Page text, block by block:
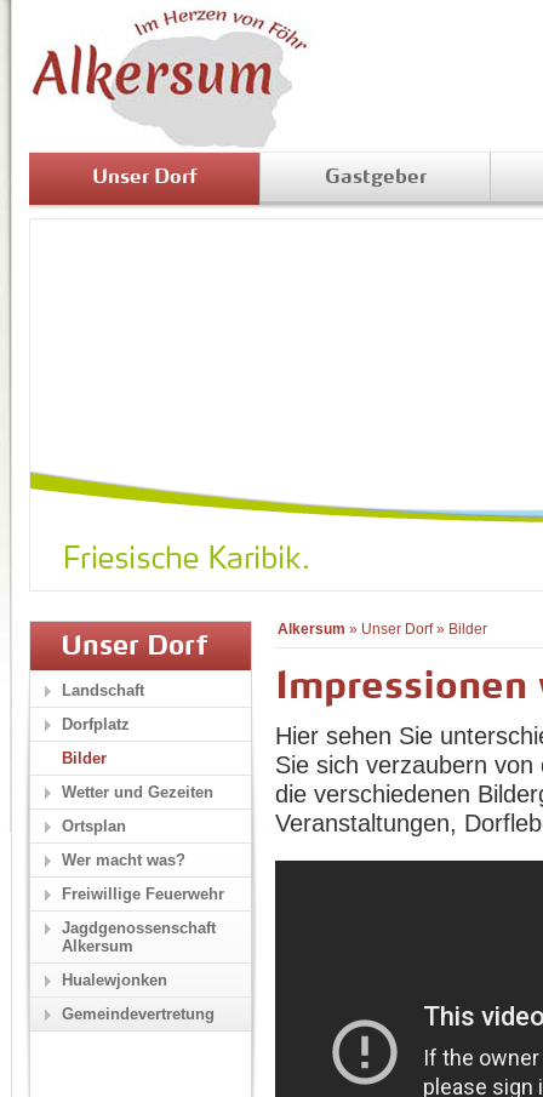
Unser Dorf Gastgeber
Alkersum » Unser Dorf» Bilder
Hier sehen Sie
Sie sich verzaubern
die verschiedenen
Veranstaltungen,
Unser Dorf
Landschaft
Dorfplatz
Bilder
Wetter und Gezeiten
Ortsplan
Wer macht was?
Freiwillige Feuerwehr
Jagdgenossenschaft
Alkersum
Hualewjonken
Gemeindevertretung